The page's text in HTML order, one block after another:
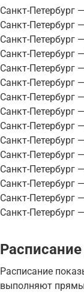
Санкт-
Санкт-Петербург
Санкт-Петербург
Санкт-Петербург
Санкт-Петербург
Санкт-Петербург
Санкт-Петербург
Санкт-Петербург
Санкт-Петербург
Санкт-Петербург
Санкт-Петербург
Санкт-Петербург
Санкт-
Санкт-Петербург
Санкт-Петербург
Расписание
выполняют